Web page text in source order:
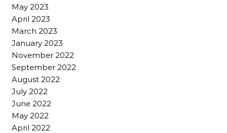
May 2023
April 2023
March 2023
January 2023
November 2022
September 2022
August 2022
July 2022
June 2022
May 2022
April 2022